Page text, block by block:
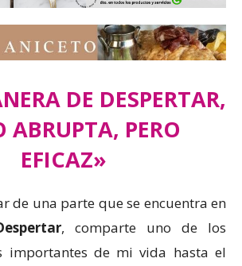
DE DESPERTAR,
ABRUPTA, PERO
EFICAZ»
de una parte que se encuentra en
, comparte uno de los
importantes de mi vida hasta el